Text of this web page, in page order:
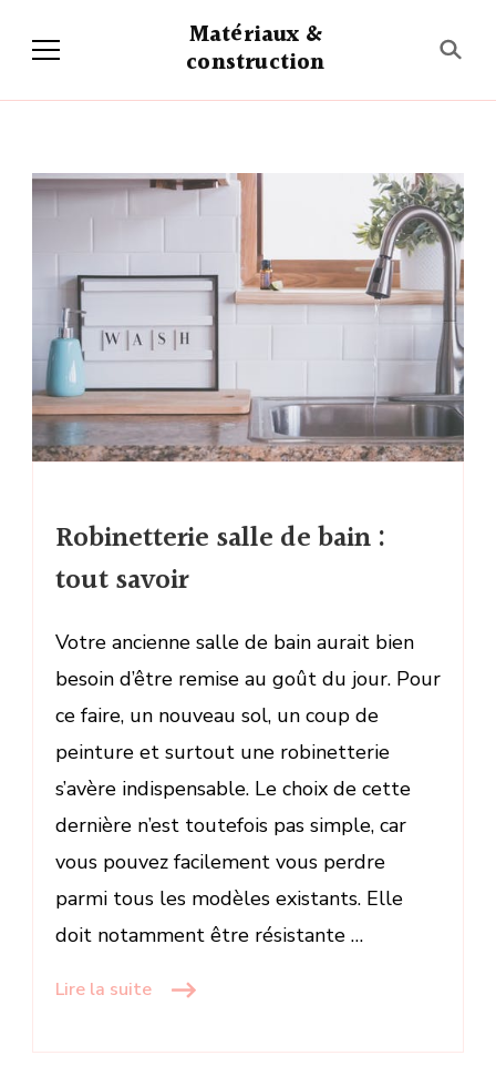
Matériaux &
construction
Robinetterie salle de bain :
tout savoir
Votre ancienne salle de bain aurait bien
besoin d’être remise au goût du jour. Pour
ce faire, un nouveau sol, un coup de
peinture et surtout une robinetterie
s’avère indispensable. Le choix de cette
dernière n’est toutefois pas simple, car
vous pouvez facilement vous perdre
parmi tous les modèles existants. Elle
doit notamment être résistante …
Lire la suite